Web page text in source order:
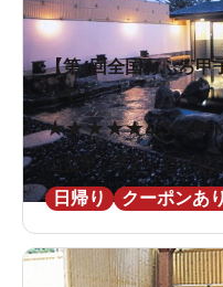
【第4回全国おふろ甲
りや）
★★★★★4.3128件
山梨県 / 甲府 / 酒折駅
日帰り
クーポンあり